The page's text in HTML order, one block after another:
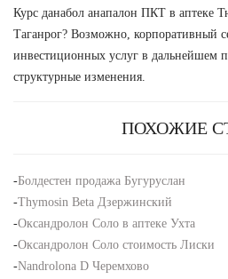
Курс данабол анапалон ПКТ в аптеке
Таганрог? Возможно, корпоративный
инвестиционных услуг в дальнейшем
структурные изменения.
ПОХОЖИЕ
-Болдестен продажа Бугуруслан
-Thymosin Beta Дзержинский
-Оксандролон Соло в аптеке Ухта
-Оксандролон Соло стоимость Лиски
-Nandrolona D Черемхово